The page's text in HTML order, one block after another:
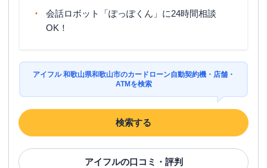
会話ロボット「ぽっぽくん」に24時間相談
OK！
アイフル 和歌山県和歌山市のカードローン自動契約機・店舗・
ATMを検索
検索する
アイフルの口コミ・評判